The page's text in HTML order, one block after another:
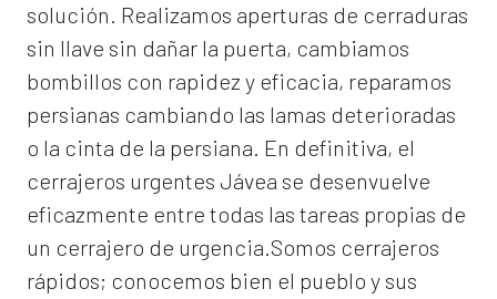
solución. Realizamos aperturas de cerraduras
sin llave sin dañar la puerta, cambiamos
bombillos con rapidez y eficacia, reparamos
persianas cambiando las lamas deterioradas
o la cinta de la persiana. En definitiva, el
cerrajeros urgentes Jávea se desenvuelve
eficazmente entre todas las tareas propias de
un cerrajero de urgencia.Somos cerrajeros
rápidos; conocemos bien el pueblo y sus